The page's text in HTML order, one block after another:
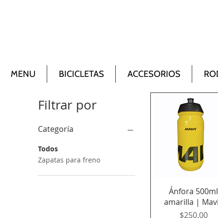
MENU BICICLETAS ACCESORIOS
Filtrar por
Categoría
Todos
Zapatas para freno
Vista rápida
Ánfora 500ml
amarilla |
Precio
$250.00